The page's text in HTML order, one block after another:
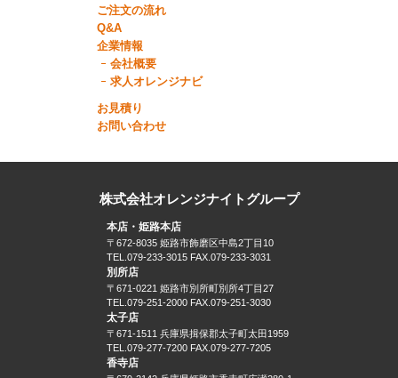
ご注文の流れ
Q&A
企業情報
会社概要
求人オレンジナビ
お見積り
お問い合わせ
株式会社オレンジナイトグループ
本店・姫路本店
〒672-8035 姫路市飾磨区中島2丁目10
TEL.079-233-3015 FAX.079-233-3031
別所店
〒671-0221 姫路市別所町別所4丁目27
TEL.079-251-2000 FAX.079-251-3030
太子店
〒671-1511 兵庫県揖保郡太子町太田1959
TEL.079-277-7200 FAX.079-277-7205
香寺店